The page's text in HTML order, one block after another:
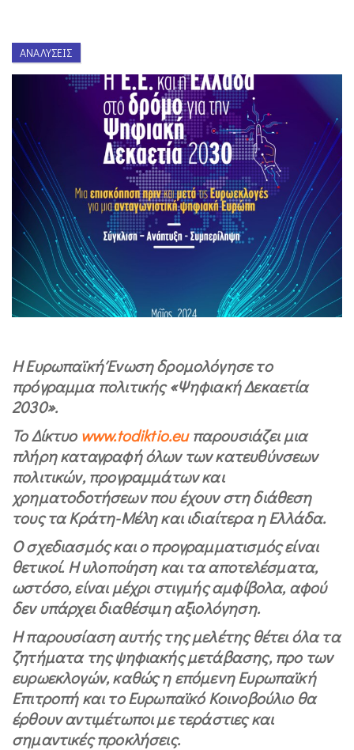
ΑΝΑΛΎΣΕΙΣ
Η Ευρωπαϊκή Ένωση δρομολόγησε το
πρόγραμμα πολιτικής «Ψηφιακή Δεκαετία
2030».
Το Δίκτυο www.todiktio.euπαρουσιάζει μια
πλήρη καταγραφή όλων των κατευθύνσεων
πολιτικών, προγραμμάτων και
χρηματοδοτήσεων που έχουν στη διάθεση
τους τα Κράτη-Μέλη και ιδιαίτερα η Ελλάδα.
Ο σχεδιασμός και ο προγραμματισμός είναι
θετικοί. Η υλοποίηση και τα αποτελέσματα,
ωστόσο, είναι μέχρι στιγμής αμφίβολα, αφού
δεν υπάρχει διαθέσιμη αξιολόγηση.
Η παρουσίαση αυτής της μελέτης θέτει όλα τα
ζητήματα της ψηφιακής μετάβασης, προ των
ευρωεκλογών, καθώς η επόμενη Ευρωπαϊκή
Επιτροπή και το Ευρωπαϊκό Κοινοβούλιο θα
έρθουν αντιμέτωποι με τεράστιες και
σημαντικές προκλήσεις.